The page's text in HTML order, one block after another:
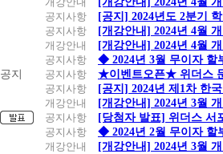
공지사항
[공지] 2024년도 2분기
공지사항
[개강안내] 2024년 4월
개강안내
[개강안내] 2024년 4월
공지사항
◆ 2024년 3월 무이자
공지
공지사항
★이벤트오픈★ 위더스
공지사항
[공지] 2024년 제1차 한
개강안내
[개강안내] 2024년 3월
공지사항
[당첨자 발표] 위더스 서
공지사항
◆ 2024년 2월 무이자
개강안내
[개강안내] 2024년 3월